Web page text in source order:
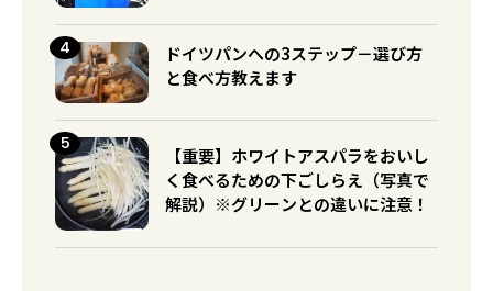
ドイツパンへの3ステップ－選び方
と食べ方教えます
【重要】ホワイトアスパラをおいし
く食べるための下ごしらえ（写真で
解説）※グリーンとの違いに注意！